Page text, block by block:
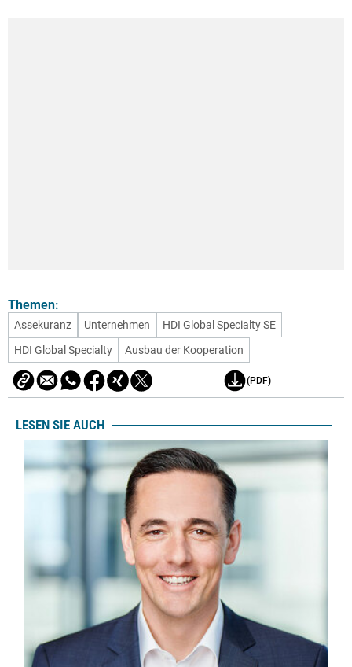
Themen:
Assekuranz Unternehmen
HDI Global Specialty SE
HDI Global Specialty
Ausbau der Kooperation
(PDF)
LESEN SIE AUCH